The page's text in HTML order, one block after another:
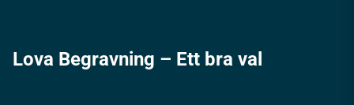
Lova Begravning – Ett bra val